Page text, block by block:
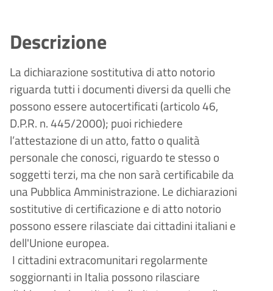
Descrizione
La dichiarazione sostitutiva di atto notorio
riguarda tutti i documenti diversi da quelli che
possono essere autocertificati (articolo 46,
D.P.R. n. 445/2000); puoi richiedere
l’attestazione di un atto, fatto o qualità
personale che conosci, riguardo te stesso o
soggetti terzi, ma che non sarà certificabile da
una Pubblica Amministrazione. Le dichiarazioni
sostitutive di certificazione e di atto notorio
possono essere rilasciate dai cittadini italiani e
dell'Unione europea.
I cittadini extracomunitari regolarmente
soggiornanti in Italia possono rilasciare